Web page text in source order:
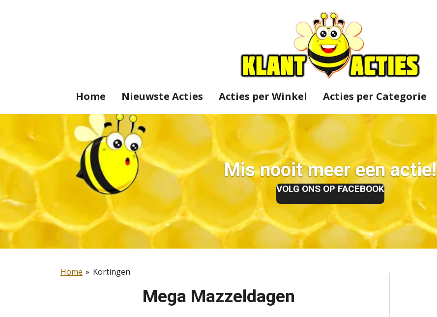
Home Nieuwste Acties Acties per Winkel Acties per Categorie
Mis nooit meer een actie!
VOLG ONS OP FACEBOOK
Home » Kortingen
Mega Mazzeldagen